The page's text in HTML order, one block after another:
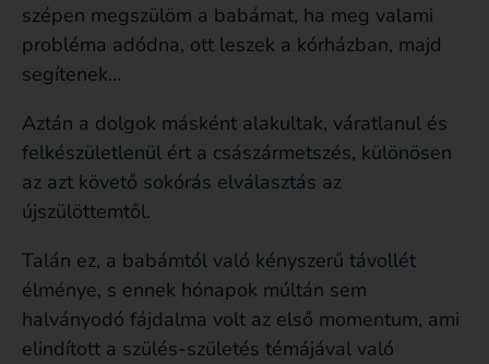
szépen megszülöm a babámat, ha meg valami
probléma adódna, ott leszek a kórházban, majd
segítenek…
Aztán a dolgok másként alakultak, váratlanul és
felkészületlenül ért a császármetszés, különösen
az azt követő sokórás elválasztás az
újszülöttemtől.
Talán ez, a babámtól való kényszerű távollét
élménye, s ennek hónapok múltán sem
halványodó fájdalma volt az első momentum, ami
elindított a szülés-születés témájával való